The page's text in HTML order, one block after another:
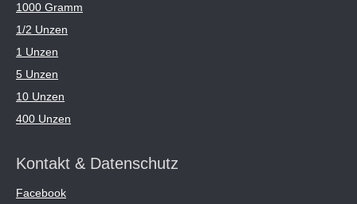
1000 Gramm
1/2 Unzen
1 Unzen
5 Unzen
10 Unzen
400 Unzen
Kontakt & Datenschutz
Facebook